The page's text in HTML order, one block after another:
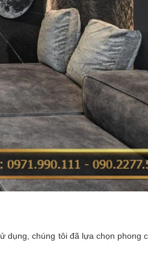
chúng tôi đã lựa chọn phong